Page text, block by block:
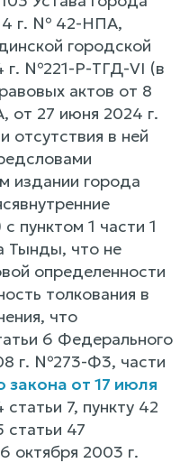
г. № 42-НПА,
городской
г. №221-Р-ТГД-VI (в
актов от 8
27 июня 2024 г.
в ней
издании города
пунктом 1 части 1
Тынды, что не
определенности
толкования в
что
6 Федерального
г. №273-Ф3, части
от 17 июля
статьи 7, пункту 42
статьи 47
октября 2003 г.